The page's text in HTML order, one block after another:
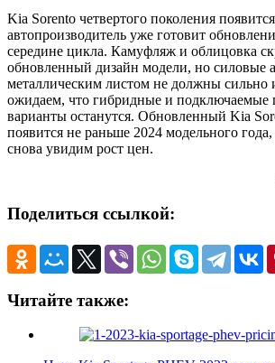
Kia Sorento четвертого поколения
автопроизводитель уже готовит
середине цикла. Камуфляж и облицовка
обновленный дизайн модели, но силовые
металлическим листом не должны сильно
ожидаем, что гибридные и подключаемые
варианты останутся. Обновленный Kia
появится не раньше 2024 модельного
снова увидим рост цен.
Поделиться ссылкой:
Читайте также: